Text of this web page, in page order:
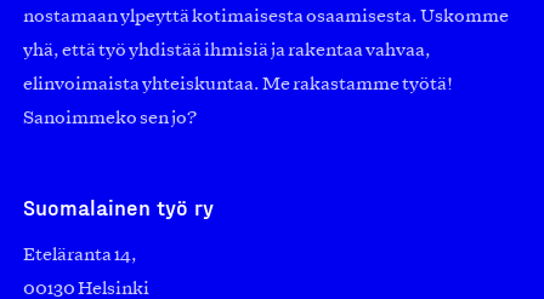
nostamaan ylpeyttä kotimaisesta osaamisesta. Uskomme
yhä, että työ yhdistää ihmisiä ja rakentaa vahvaa,
elinvoimaista yhteiskuntaa. Me rakastamme työtä!
Sanoimmeko sen jo?
Suomalainen työ ry
Eteläranta 14,
00130 Helsinki